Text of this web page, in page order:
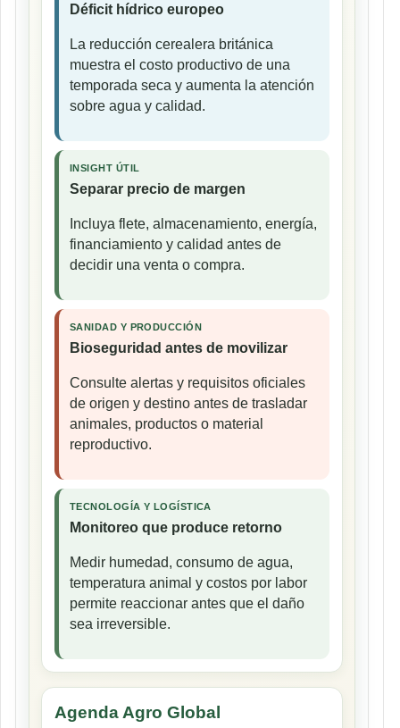
Déficit hídrico europeo
La reducción cerealera británica
muestra el costo productivo de una
temporada seca y aumenta la atención
sobre agua y calidad.
INSIGHT ÚTIL
Separar precio de margen
Incluya flete, almacenamiento, energía,
financiamiento y calidad antes de
decidir una venta o compra.
SANIDAD Y PRODUCCIÓN
Bioseguridad antes de movilizar
Consulte alertas y requisitos oficiales
de origen y destino antes de trasladar
animales, productos o material
reproductivo.
TECNOLOGÍA Y LOGÍSTICA
Monitoreo que produce retorno
Medir humedad, consumo de agua,
temperatura animal y costos por labor
permite reaccionar antes que el daño
sea irreversible.
Agenda Agro Global